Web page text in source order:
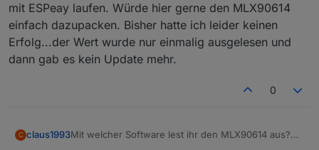
mit ESPeay laufen. Würde hier gerne den MLX90614
einfach dazupacken. Bisher hatte ich leider keinen
Erfolg...der Wert wurde nur einmalig ausgelesen und
dann gab es kein Update mehr.
0
C claus1993Mit welcher Software lest ihr den MLX90614 aus?